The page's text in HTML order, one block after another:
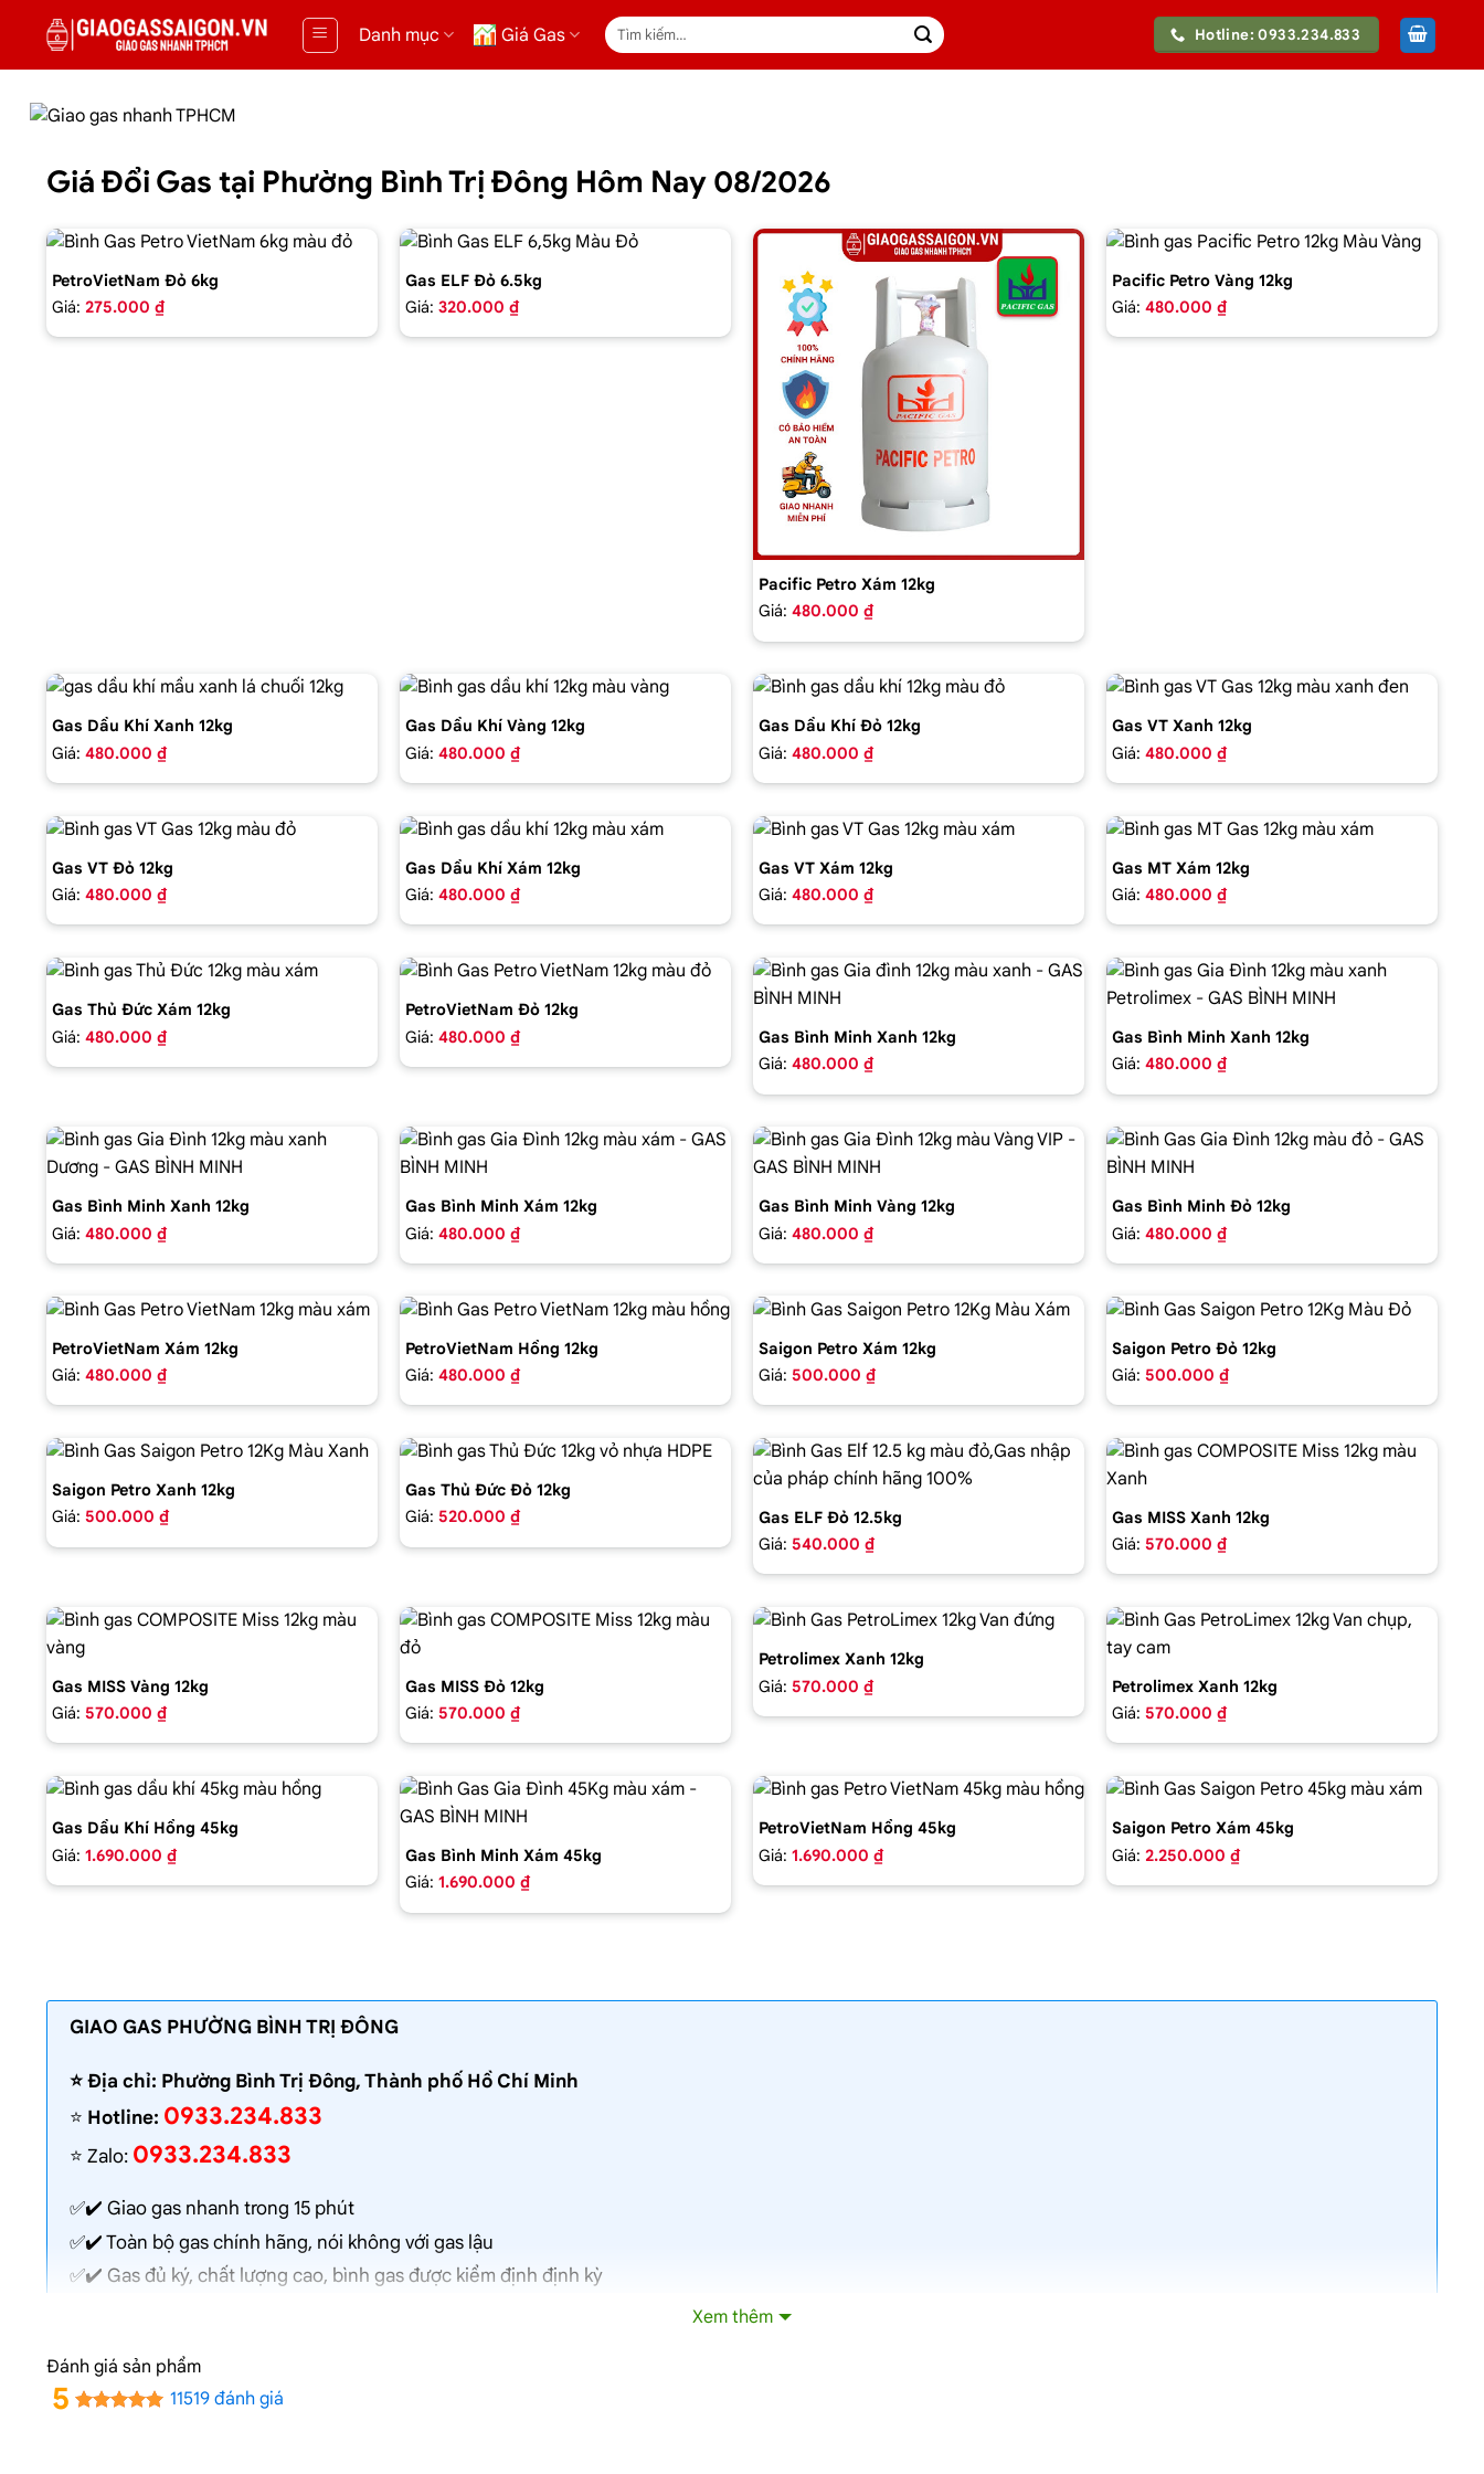
Danh mục Giá Gas
Tìm
kiếm:
Hotline: 0933.234.833
Giá Đổi Gas tại Phường Bình Trị Đông Hôm Nay 08/2026
PetroVietNam Đỏ 6kg
Giá: 275.000 ₫
Gas ELF Đỏ 6.5kg
Giá: 320.000 ₫
Pacific Petro Xám 12kg
Giá: 480.000 ₫
Pacific Petro Vàng 12kg
Giá: 480.000 ₫
Gas Dầu Khí Xanh 12kg
Giá: 480.000 ₫
Gas Dầu Khí Vàng 12kg
Giá: 480.000 ₫
Gas Dầu Khí Đỏ 12kg
Giá: 480.000 ₫
Gas VT Xanh 12kg
Giá: 480.000 ₫
Gas VT Đỏ 12kg
Giá: 480.000 ₫
Gas Dầu Khí Xám 12kg
Giá: 480.000 ₫
Gas VT Xám 12kg
Giá: 480.000 ₫
Gas MT Xám 12kg
Giá: 480.000 ₫
Gas Thủ Đức Xám 12kg
Giá: 480.000 ₫
PetroVietNam Đỏ 12kg
Giá: 480.000 ₫
Gas Bình Minh Xanh 12kg
Giá: 480.000 ₫
Gas Bình Minh Xanh 12kg
Giá: 480.000 ₫
Gas Bình Minh Xanh 12kg
Giá: 480.000 ₫
Gas Bình Minh Xám 12kg
Giá: 480.000 ₫
Gas Bình Minh Vàng 12kg
Giá: 480.000 ₫
Gas Bình Minh Đỏ 12kg
Giá: 480.000 ₫
PetroVietNam Xám 12kg
Giá: 480.000 ₫
PetroVietNam Hồng 12kg
Giá: 480.000 ₫
Saigon Petro Xám 12kg
Giá: 500.000 ₫
Saigon Petro Đỏ 12kg
Giá: 500.000 ₫
Saigon Petro Xanh 12kg
Giá: 500.000 ₫
Gas Thủ Đức Đỏ 12kg
Giá: 520.000 ₫
Gas ELF Đỏ 12.5kg
Giá: 540.000 ₫
Gas MISS Xanh 12kg
Giá: 570.000 ₫
Gas MISS Vàng 12kg
Giá: 570.000 ₫
Gas MISS Đỏ 12kg
Giá: 570.000 ₫
Petrolimex Xanh 12kg
Giá: 570.000 ₫
Petrolimex Xanh 12kg
Giá: 570.000 ₫
Gas Dầu Khí Hồng 45kg
Giá: 1.690.000 ₫
Gas Bình Minh Xám 45kg
Giá: 1.690.000 ₫
PetroVietNam Hồng 45kg
Giá: 1.690.000 ₫
Saigon Petro Xám 45kg
Giá: 2.250.000 ₫
GIAO GAS PHƯỜNG BÌNH TRỊ ĐÔNG
⭐️ Địa chỉ: Phường Bình Trị Đông, Thành phố Hồ Chí Minh
⭐️ Hotline: 0933.234.833
⭐️ Zalo: 0933.234.833
✅✔️ Giao gas nhanh trong 15 phút
✅✔️ Toàn bộ gas chính hãng, nói không với gas lậu
✅✔️ Gas đủ ký, chất lượng cao, bình gas được kiểm định định kỳ
✅✔️ Giao gas và lắp đặt miễn phí
Xem thêm
Đánh giá sản phẩm
5 11519 đánh giá